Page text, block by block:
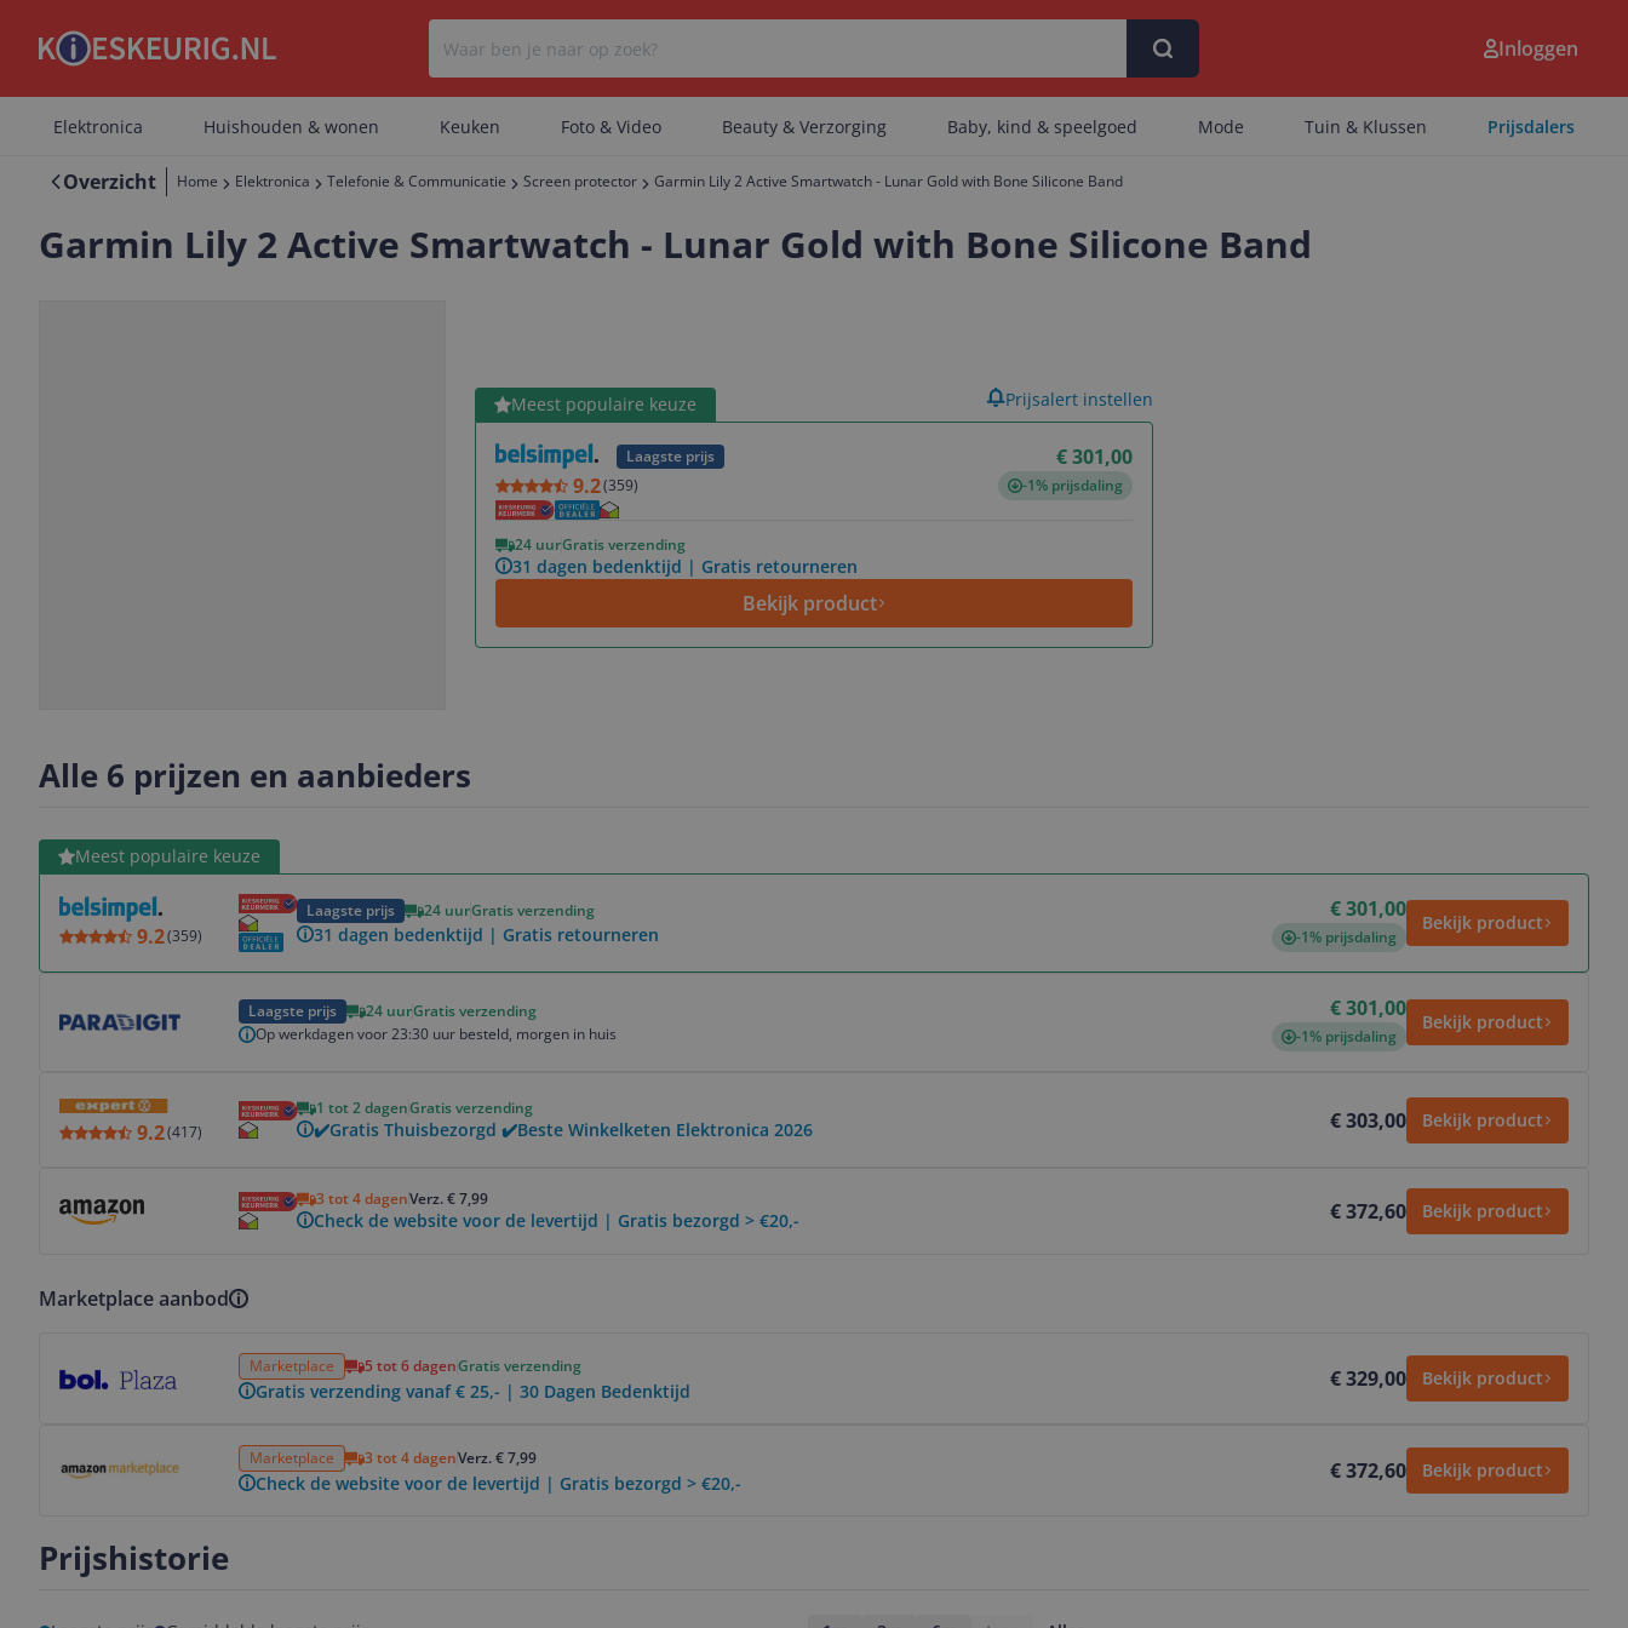
Er zijn geen categorieën gevonden.
Er zijn geen artikelen gevonden.
Inloggen
Elektronica Huishouden & wonen Keuken Foto & Video Beauty & Verzorging Baby, kind & speelgoed Mode Tuin & Klussen Prijsdalers
Overzicht Home Elektronica Telefonie & Communicatie Screen protector Garmin Lily 2 Active Smartwatch - Lunar Gold with Bone Silicone Band
Garmin Lily 2 Active Smartwatch - Lunar Gold with Bone Silicone Band
Meest populaire keuze
Laagste prijs
€ 301,00
9.2(359) -1% prijsdaling
24 uurGratis verzending
31 dagen bedenktijd | Gratis retourneren
Bekijk product
Bekijk product Prijsalert instellen
Alle 6 prijzen en aanbieders
Meest populaire keuze
9.2(359)
Laagste prijs 24 uurGratis verzending
31 dagen bedenktijd | Gratis retourneren
€ 301,00
-1% prijsdaling
Bekijk product
Bekijk product
Laagste prijs 24 uurGratis verzending
Op werkdagen voor 23:30 uur besteld, morgen in huis
€ 301,00
-1% prijsdaling
Bekijk product
9.2(417)
1 tot 2 dagenGratis verzending
✔️Gratis Thuisbezorgd ✔️Beste Winkelketen Elektronica 2026 € 303,00 Bekijk product
3 tot 4 dagenVerz. € 7,99
Check de website voor de levertijd | Gratis bezorgd > €20,- € 372,60 Bekijk product
Marketplace aanbod
Marketplace 5 tot 6 dagenGratis verzending
Gratis verzending vanaf € 25,- | 30 Dagen Bedenktijd € 329,00 Bekijk product
Marketplace 3 tot 4 dagenVerz. € 7,99
Check de website voor de levertijd | Gratis bezorgd > €20,- € 372,60 Bekijk product
Prijshistorie